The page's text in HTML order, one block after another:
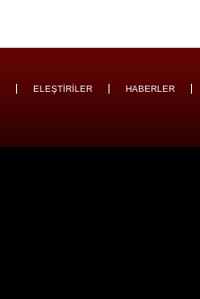
ELEŞTİRİLER HABERLER